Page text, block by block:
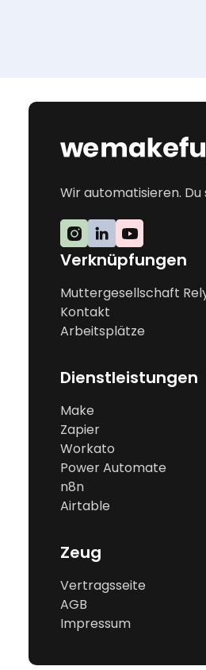
Wir automatisieren.
Verknüpfungen
Muttergesellschaft
Kontakt
Arbeitsplätze
Dienstleistungen
Make
Zapier
Workato
Power Automate
n8n
Airtable
Zeug
Vertragsseite
AGB
Impressum